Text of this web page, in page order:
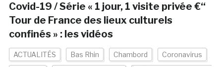
Covid-19 / Série « 1 jour, 1 visite privée €“
Tour de France des lieux culturels
confinés » : les vidéos
ACTUALITÉS Bas Rhin Chambord Coronavirus